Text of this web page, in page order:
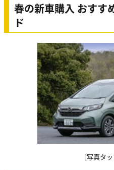
春の新車購入 おすす
ド
［写真タ